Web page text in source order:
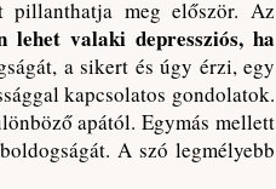
meg először. Az
lehet valaki depressziós, ha
a sikert és úgy érzi, egy
kapcsolatos gondolatok.
apától. Egymás mellett
A szó legmélyebb